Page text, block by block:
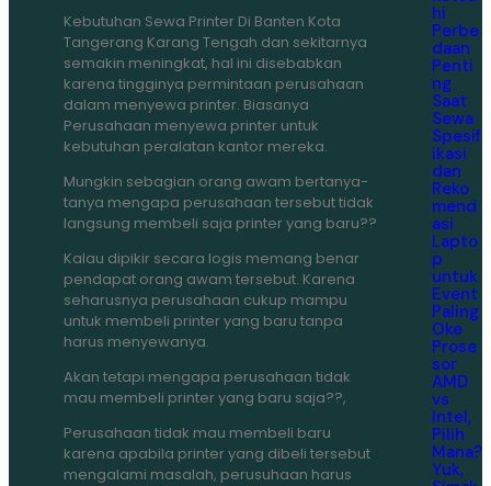
Kebutuhan Sewa Printer Di Banten Kota
Tangerang Karang Tengah dan sekitarnya
semakin meningkat, hal ini disebabkan
karena tingginya permintaan perusahaan
dalam menyewa printer. Biasanya
Perusahaan menyewa printer untuk
kebutuhan peralatan kantor mereka.
Mungkin sebagian orang awam bertanya-
tanya mengapa perusahaan tersebut tidak
langsung membeli saja printer yang baru??
Kalau dipikir secara logis memang benar
pendapat orang awam tersebut. Karena
seharusnya perusahaan cukup mampu
untuk membeli printer yang baru tanpa
harus menyewanya.
Akan tetapi mengapa perusahaan tidak
mau membeli printer yang baru saja??,
Perusahaan tidak mau membeli baru
karena apabila printer yang dibeli tersebut
mengalami masalah, perusuhaan harus
hi
Perbe
daan
Penti
ng
Saat
Sewa
Spesif
ikasi
dan
Reko
mend
asi
Lapto
p
untuk
Event
Paling
Oke
Prose
sor
AMD
vs
Intel,
Pilih
Mana?
Yuk,